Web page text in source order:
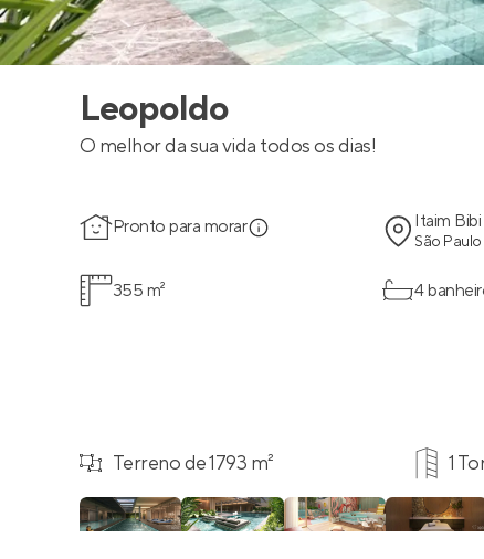
Leopoldo
O melhor da sua vida todos os dias!
Pronto para morar Itaim Bibi
São Paulo
355 m² 4
Terreno de 1793 m² 1